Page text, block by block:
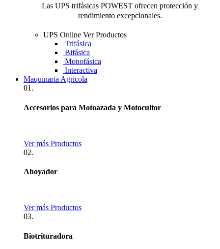
Las UPS trifásicas POWEST ofrecen protección y
rendimiento excepcionales.
UPS Online Ver Productos
Trifásica
Bifásica
Monofásica
Interactiva
Maquinaria Agricola
01.
Accesorios para Motoazada y Motocultor
Ver más Productos
02.
Ahoyador
Ver más Productos
03.
Biotrituradora